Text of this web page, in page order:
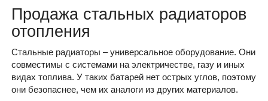
Продажа стальных радиаторов
отопления
Стальные радиаторы – универсальное оборудование. Они
совместимы с системами на электричестве, газу и иных
видах топлива. У таких батарей нет острых углов, поэтому
они безопаснее, чем их аналоги из других материалов.